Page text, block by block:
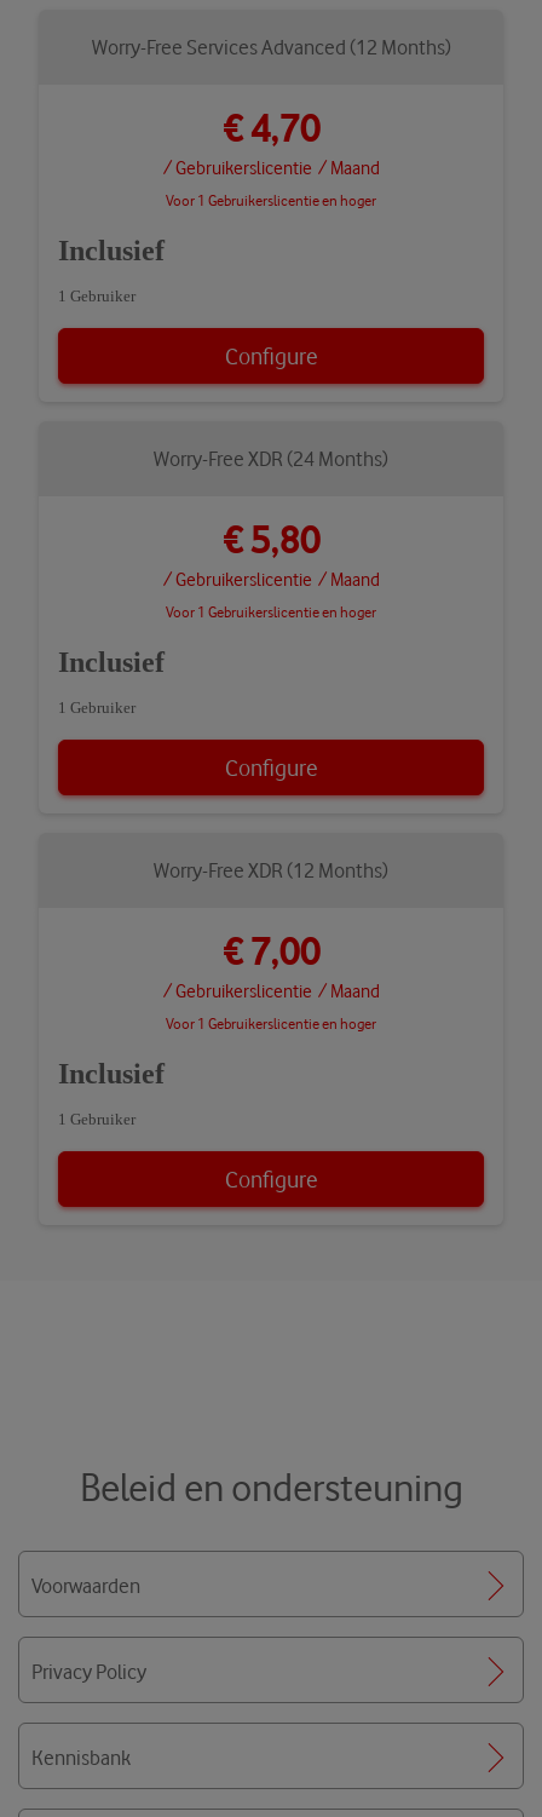
Worry-Free Services Advanced (12 Months)
€ 4,70
/ Gebruikerslicentie / Maand
Voor 1 Gebruikerslicentie en hoger
Inclusief
1 Gebruiker
Configure
Worry-Free XDR (24 Months)
€ 5,80
/ Gebruikerslicentie / Maand
Voor 1 Gebruikerslicentie en hoger
Inclusief
1 Gebruiker
Configure
Worry-Free XDR (12 Months)
€ 7,00
/ Gebruikerslicentie / Maand
Voor 1 Gebruikerslicentie en hoger
Inclusief
1 Gebruiker
Configure
Beleid en ondersteuning
Voorwaarden
Privacy Policy
Kennisbank